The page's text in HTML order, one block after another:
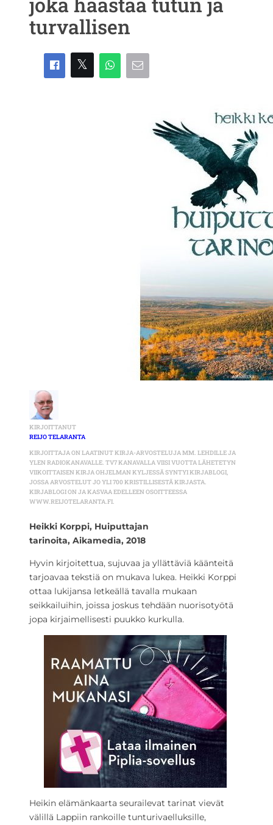
turvallisen
KIRJOITTANUT
REIJO TELARANTA
KIRJOITTAJA ON LAATINUT KIRJA-ARVOSTELUJA MM. LEHDILLE JA
YLEN RADIOKANAVALLE. TV7 KANAVALLA VIISI VUOTTA LÄHETETYN
VIIKOITTAISEN KIRJA OHJELMAN KYLJESSÄ SYNTYI KIRJABLOGI,
JOSSA ARVOSTELUT JO YLI 700 KRISTILLISESTÄ KIRJASTA.
KIRJABLOGI ON JA KASVAA EDELLEEN OSOITTEESSA
WWW.REIJOTELARANTA.FI.
Heikki Korppi, Huiputtajan
tarinoita, Aikamedia, 2018
Hyvin kirjoitettua, sujuvaa ja yllättäviä käänteitä
tarjoavaa tekstiä on mukava lukea. Heikki Korppi
ottaa lukijansa letkeällä tavalla mukaan
seikkailuihin, joissa joskus tehdään nuorisotyötä
jopa kirjaimellisesti puukko kurkulla.
Heikin elämänkaarta seurailevat tarinat vievät
välillä Lappiin rankoille tunturivaelluksille,